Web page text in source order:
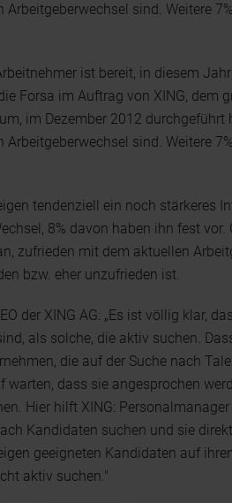
Arbeitgeberwechsel sind. Weitere
ist bereit, in diesem
Forsa im Auftrag von XING, dem
im Dezember 2012 durchgeführt
Arbeitgeberwechsel sind. Weitere
tendenziell ein noch stärkeres
8% davon haben ihn fest
zufrieden mit dem aktuellen
bzw. eher unzufrieden ist.
der XING AG: „Es ist völlig klar,
als solche, die aktiv suchen.
die auf der Suche nach
warten, dass sie angesprochen
Hier hilft XING:
Kandidaten suchen und sie
geeigneten Kandidaten auf
aktiv suchen."